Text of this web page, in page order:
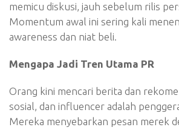
memicu diskusi, jauh sebelum rilis
Momentum awal ini sering kali
awareness dan niat beli.
Mengapa Jadi Tren Utama PR
Orang kini mencari berita dan
sosial, dan influencer adalah
Mereka menyebarkan pesan merek